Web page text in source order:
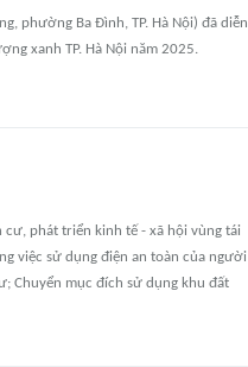
phường Ba Đình, TP. Hà Nội) đã diễn
xanh TP. Hà Nội năm 2025.
phát triển kinh tế - xã hội vùng tái
việc sử dụng điện an toàn của người
Chuyển mục đích sử dụng khu đất